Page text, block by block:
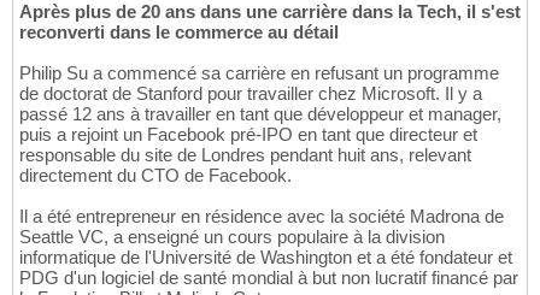
Après plus de 20 ans dans une carrière dans la Tech, il s'est
reconverti dans le commerce au détail
Philip Su a commencé sa carrière en refusant un programme
de doctorat de Stanford pour travailler chez Microsoft. Il y a
passé 12 ans à travailler en tant que développeur et manager,
puis a rejoint un Facebook pré-IPO en tant que directeur et
responsable du site de Londres pendant huit ans, relevant
directement du CTO de Facebook.
Il a été entrepreneur en résidence avec la société Madrona de
Seattle VC, a enseigné un cours populaire à la division
informatique de l'Université de Washington et a été fondateur et
PDG d'un logiciel de santé mondial à but non lucratif financé par